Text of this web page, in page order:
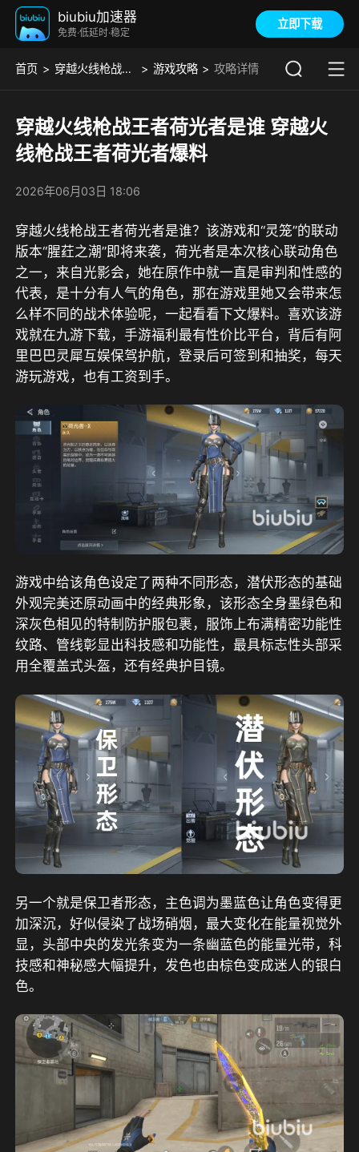
biubiu加速器
免费·低延时·稳定
立即下载
首页 穿越火线枪战王者 游戏攻略 攻略详情
穿越火线枪战王者荷光者是谁 穿越火
线枪战王者荷光者爆料
2026年06月03日 18:06
穿越火线枪战王者荷光者是谁？该游戏和“灵笼”的联动
版本“腥荭之潮”即将来袭，荷光者是本次核心联动角色
之一，来自光影会，她在原作中就一直是审判和性感的
代表，是十分有人气的角色，那在游戏里她又会带来怎
么样不同的战术体验呢，一起看看下文爆料。喜欢该游
戏就在九游下载，手游福利最有性价比平台，背后有阿
里巴巴灵犀互娱保驾护航，登录后可签到和抽奖，每天
游玩游戏，也有工资到手。
游戏中给该角色设定了两种不同形态，潜伏形态的基础
外观完美还原动画中的经典形象，该形态全身墨绿色和
深灰色相见的特制防护服包裹，服饰上布满精密功能性
纹路、管线彰显出科技感和功能性，最具标志性头部采
用全覆盖式头盔，还有经典护目镜。
另一个就是保卫者形态，主色调为墨蓝色让角色变得更
加深沉，好似侵染了战场硝烟，最大变化在能量视觉外
显，头部中央的发光条变为一条幽蓝色的能量光带，科
技感和神秘感大幅提升，发色也由棕色变成迷人的银白
色。